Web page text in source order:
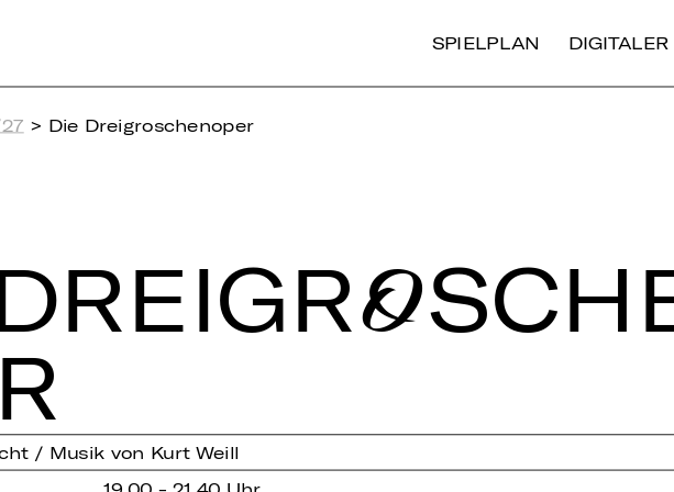
SPIELPLAN
> Die Dreigroschenoper
/ Musik von Kurt Weill